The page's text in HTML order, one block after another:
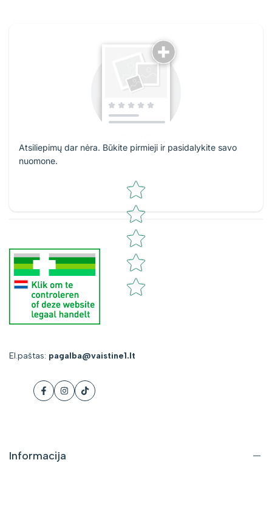
Atsiliepimų dar nėra. Būkite pirmieji ir pasidalykite savo
nuomone.
Star rating
El.paštas: pagalba@vaistine1.lt
Facebook
Instagram
Tiktok
Informacija